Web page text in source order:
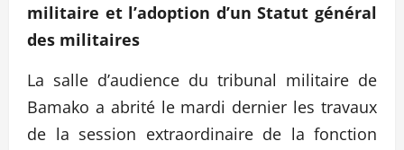
militaire et l’adoption d’un Statut général
des militaires
La salle d’audience du tribunal militaire de
Bamako a abrité le mardi dernier les travaux
de la session extraordinaire de la fonction